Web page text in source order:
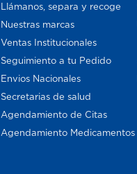
Llámanos, separa y recoge
Nuestras marcas
Ventas Institucionales
Seguimiento a tu Pedido
Envios Nacionales
Secretarias de salud
Agendamiento de Citas
Agendamiento Medicamentos